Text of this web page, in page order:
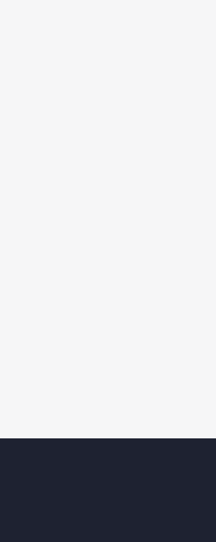
ルドチェー